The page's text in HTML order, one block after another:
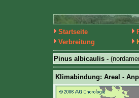
Startseite
Verbreitung
Pinus albicaulis -
Klimabindung: Areal -